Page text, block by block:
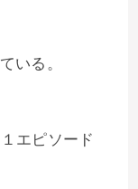
いる。
エピソード